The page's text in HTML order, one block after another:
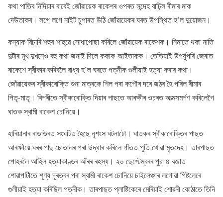
কথা পাতিব নিদিয়াৰ বাবেই জোঁৱায়েক ৰাকেশৰ ওপৰত সন্দেহ বাঢ়িল ৰীমাৰ মাক
দেউতাকৰ। লগে লগে নাইট চুপাৰত উঠি জোঁৱায়েকৰ ঘৰত উপস্থিত হ’ল দুয়োজন।
কন্যাক বিচাৰি শহুৰ-শাহুৱে সোধাপোছা কৰিলে জোঁৱায়েক ৰাকেশক। নিমাতে থকা নাতি
দুটাৰ মুখ দুখনেও বহু কথা জনাই দিলে ককাক-আইতাকক। তেতিয়াই উপৰ্যুপৰি জেৰাত
ৰাকেশে স্বীকাৰ কৰিবলৈ বাধ্য হ’ল ঘৰতে পত্নীক গুলীয়াই হত্যা কৰাৰ কথা।
জোঁৱায়েকৰ স্বীকাৰোক্তি শুনা মাত্ৰকে শিল পৰা কপৌৰ দৰে জঠৰ হৈ পৰিল ৰীমাৰ
পিতৃ-মাতৃ। বিপৰীতে স্বীকাৰোক্তি দিয়াৰ পাছতে আৰক্ষীৰ ওচৰত আত্মসমৰ্পণ কৰিলেগৈ
ঘাতক স্বামী ৰাকেশ চোনিয়ে।
হাৰিয়ানাৰ ৰাডাউৰত সংঘটিত হৈছে নৃশংস ঘটনাটো। ঘাতকৰ স্বীকাৰোক্তিৰ পাছত
আৰক্ষীয়ে ঘৰৰ পাছ চোতালৰ পৰা উদ্ধাৰ কৰিলে গাঁতত পুতি থোৱা মৃতদেহ। তাৰপাছত
পোহৰলৈ আহিল হত্যাকাণ্ডৰ আঁৰৰ ৰহস্য। ২০ ছেপ্টেম্বৰৰ পুৱা ৪ বজাত
শোৱাপাটীতে শূণ্য দূৰত্বৰ পৰা স্বামী ৰাকেশ চোনিয়ে চাইলেঞ্চাৰ লগোৱা পিষ্টলেৰে
গুলীয়াই হত্যা কৰিছিল পত্নীক। তাৰপাছত প্লাষ্টিকেৰে মেৰিয়াই শোৱনী কোঠাতে তিনি